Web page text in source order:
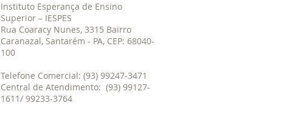
Instituto Esperança de Ensino
Superior – IESPES
Rua Coaracy Nunes, 3315 Bairro
Caranazal, Santarém - PA, CEP: 68040-
100
Telefone Comercial: (93) 99247-3471
Central de Atendimento: (93) 99127-
1611/ 99233-3764